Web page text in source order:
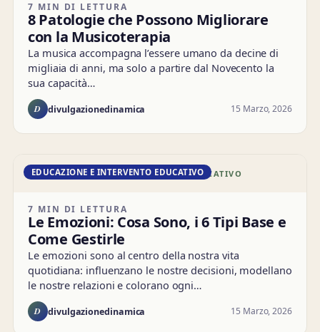
7 MIN DI LETTURA
8 Patologie che Possono Migliorare
con la Musicoterapia
La musica accompagna l’essere umano da decine di
migliaia di anni, ma solo a partire dal Novecento la
sua capacità…
D divulgazionedinamica 15 Marzo, 2026
DD · EDUCAZIONE E INTERVENTO EDUCATIVO
EDUCAZIONE E INTERVENTO EDUCATIVO
7 MIN DI LETTURA
Le Emozioni: Cosa Sono, i 6 Tipi Base e
Come Gestirle
Le emozioni sono al centro della nostra vita
quotidiana: influenzano le nostre decisioni, modellano
le nostre relazioni e colorano ogni…
D divulgazionedinamica 15 Marzo, 2026